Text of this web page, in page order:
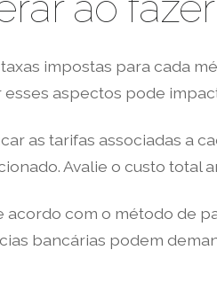
impostas para cada
aspectos pode
as tarifas associadas a
Avalie o custo total
acordo com o método de
bancárias podem